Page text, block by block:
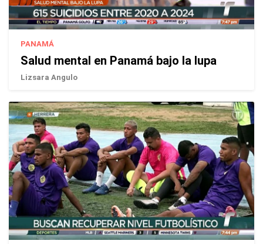
PANAMÁ
Salud mental en Panamá bajo la lupa
Lizsara Angulo